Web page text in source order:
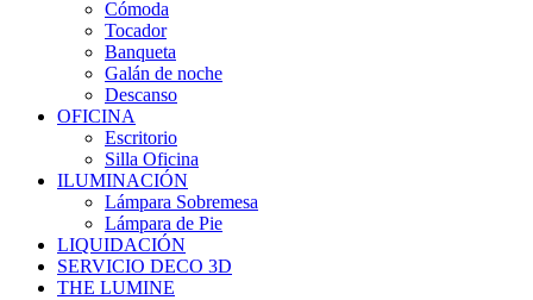
Cómoda
Tocador
Banqueta
Galán de noche
Descanso
OFICINA
Escritorio
Silla Oficina
ILUMINACIÓN
Lámpara Sobremesa
Lámpara de Pie
LIQUIDACIÓN
SERVICIO DECO 3D
THE LUMINE